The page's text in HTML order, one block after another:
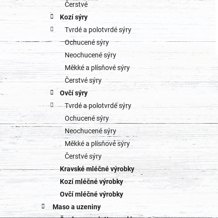
n
n
e
l
i
Čerstvé
Kozí sýry
Tvrdé a polotvrdé sýry
Ochucené sýry
Neochucené sýry
Měkké a plísňové sýry
Čerstvé sýry
Ovčí sýry
Tvrdé a polotvrdé sýry
Ochucené sýry
Neochucené sýry
Měkké a plísňové sýry
Čerstvé sýry
Kravské mléčné výrobky
Kozí mléčné výrobky
Ovčí mléčné výrobky
Maso a uzeniny